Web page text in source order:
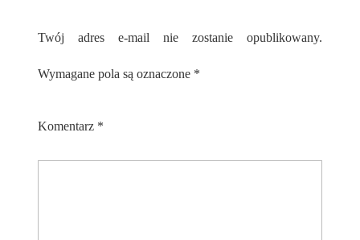
Twój adres e-mail nie zostanie opublikowany.
Wymagane pola są oznaczone *
Komentarz *